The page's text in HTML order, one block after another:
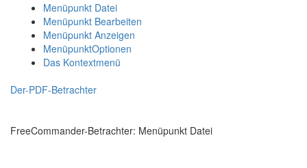
Menüpunkt Datei
Menüpunkt Bearbeiten
Menüpunkt Anzeigen
MenüpunktOptionen
Das Kontextmenü
Der-PDF-Betrachter
FreeCommander-Betrachter: Menüpunkt Datei